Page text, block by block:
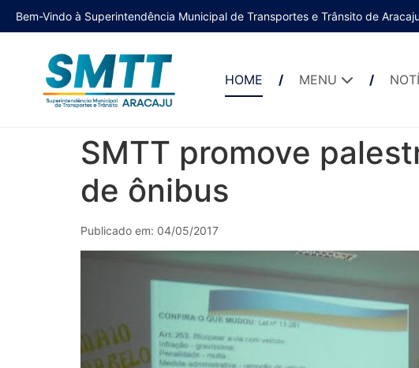
Bem-Vindo à Superintendência Municipal de Transportes e Trânsito de
HOME MENU
SMTT promove
de ônibus
Publicado em: 04/05/2017